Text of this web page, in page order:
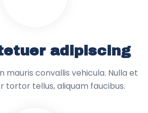
adipiscing
mauris convallis vehicula. Nulla et
tortor tellus, aliquam faucibus.